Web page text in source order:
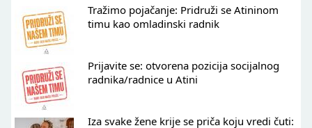
Tražimo pojačanje: Pridruži se Atininom
timu kao omladinski radnik
Prijavite se: otvorena pozicija socijalnog
radnika/radnice u Atini
Iza svake žene krije se priča koju vredi čuti: